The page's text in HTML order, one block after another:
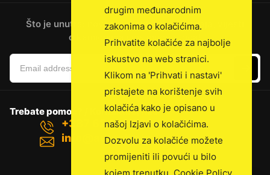
Što je unutra: novosti, ekskluzivna prodaja, vijesti
o kamionima i još mnogo toga!
Trebate pomoć? / Kontaktiraj nas
+387 62 100 736
info@autoalfa.ba
drugim međunarodnim
zakonima o kolačićima.
Prihvatite kolačiće za najbolje
iskustvo na web stranici.
Klikom na 'Prihvati i nastavi'
pristajete na korištenje svih
kolačića kako je opisano u
našoj Izjavi o kolačićima.
Dozvolu za kolačiće možete
promijeniti ili povući u bilo